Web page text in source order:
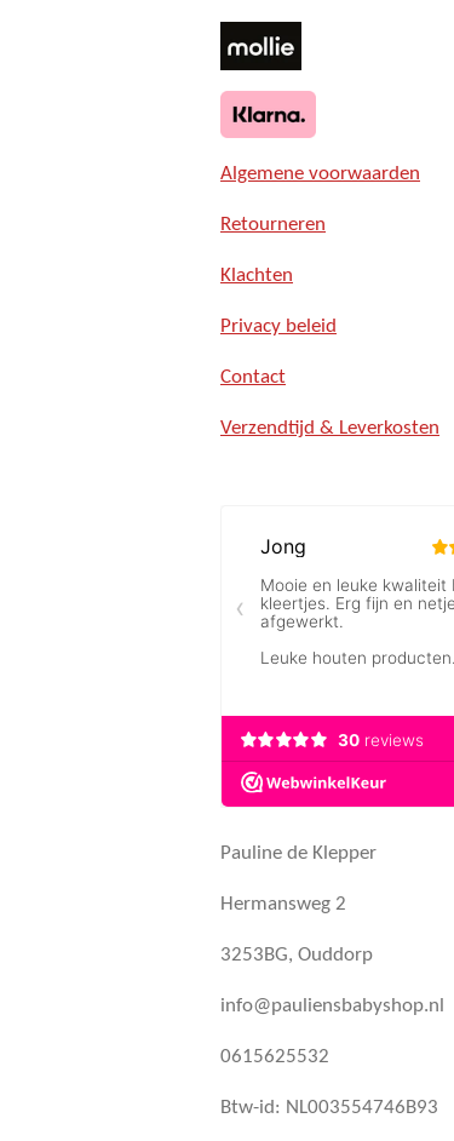
Algemene voorwaarden
Retourneren
Klachten
Privacy beleid
Contact
Verzendtijd & Leverkosten
Pauline de Klepper
Hermansweg 2
3253BG, Ouddorp
info@pauliensbabyshop.nl
0615625532
Btw-id: NL003554746B93